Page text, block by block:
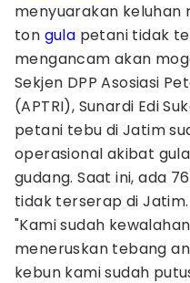
menyuarakan keluhan
ton gula petani tidak
mengancam akan
Sekjen DPP Asosiasi
(APTRI), Sunardi Edi
petani tebu di Jatim
operasional akibat
gudang. Saat ini, ada
tidak terserap di Jatim.
"Kami sudah
meneruskan tebang
kebun kami sudah